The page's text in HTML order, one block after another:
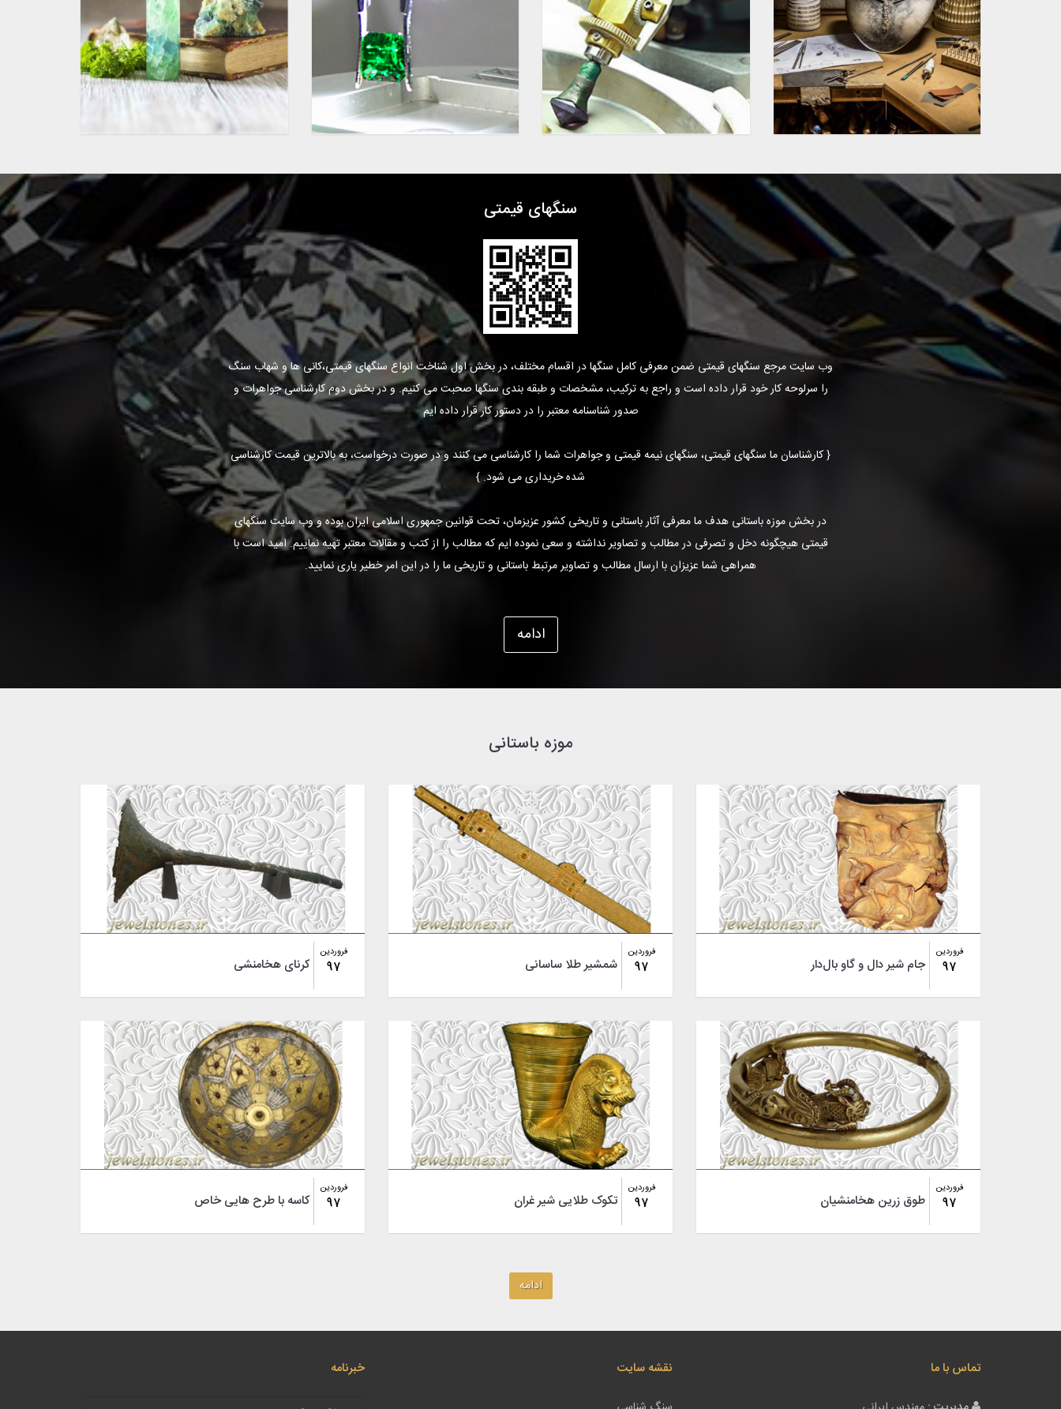
سنگهای قیمتی
وب سایت مرجع سنگهای قیمتی ضمن معرفی کامل سنگها در اقسام مختلف، در بخش اول شناخت انواع سنگهای قیمتی،کانی ها و شهاب سنگ
را سرلوحه كار خود قرار داده است و راجع به ترکیب، مشخصات و طبقه بندی سنگها صحبت می کنیم. و در بخش دوم کارشناسی جواهرات و
صدور شناسنامه معتبر را در دستور کار قرار داده ایم
{ کارشناسان ما سنگهای قیمتی، سنگهای نیمه قیمتی و جواهرات شما را کارشناسی می کنند و در صورت درخواست، به بالاترین قیمت کارشناسی
شده خریداری می شود. }
در بخش موزه باستانی هدف ما معرفی آثار باستانی و تاریخی کشور عزیزمان، تحت قوانین جمهوری اسلامی ایران بوده و وب سایت سنگهای
قیمتی هیچگونه دخل و تصرفی در مطالب و تصاویر نداشته و سعی نموده ایم که مطالب را از کتب و مقالات معتبر تهیه نماییم. امید است با
همراهی شما عزیزان با ارسال مطالب و تصاویر مرتبط باستانی و تاریخی ما را در این امر خطیر یاری نمایید.
ادامه
موزه باستانی
فروردین
97 جام شیر دال و گاو بال‌دار
فروردین
97 شمشیر طلا ساسانی
فروردین
97 کرنای هخامنشی
فروردین
97 طوق زرین هخامنشیان
فروردین
97 تکوک طلایی شیر غران
فروردین
97 کاسه با طرح هایی خاص
ادامه
تماس با ما نقشه سایت خبرنامه